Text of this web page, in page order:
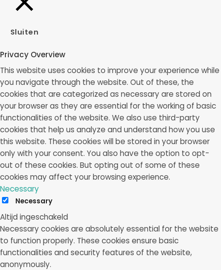
Sluiten
Privacy Overview
This website uses cookies to improve your experience while
you navigate through the website. Out of these, the
cookies that are categorized as necessary are stored on
your browser as they are essential for the working of basic
functionalities of the website. We also use third-party
cookies that help us analyze and understand how you use
this website. These cookies will be stored in your browser
only with your consent. You also have the option to opt-
out of these cookies. But opting out of some of these
cookies may affect your browsing experience.
Necessary
Necessary
Altijd ingeschakeld
Necessary cookies are absolutely essential for the website
to function properly. These cookies ensure basic
functionalities and security features of the website,
anonymously.